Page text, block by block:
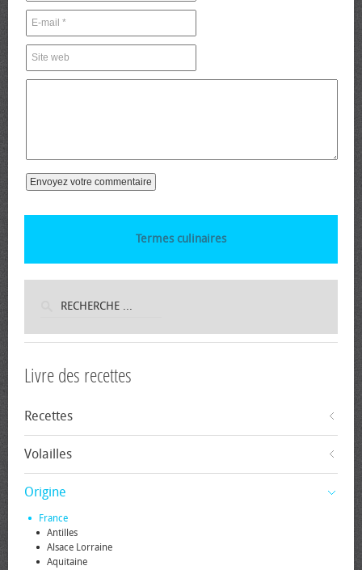
Termes culinaires
Livre des recettes
Recettes
Volailles
Origine
France
Antilles
Alsace Lorraine
Aquitaine